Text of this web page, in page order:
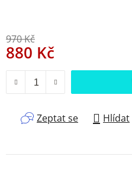
970 Kč
880 Kč
Zeptat se Hlídat